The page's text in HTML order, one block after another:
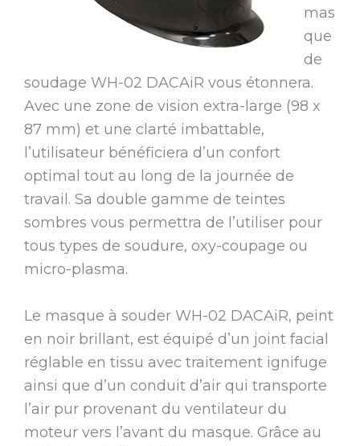
mas
que
de
soudage WH-02 DACAiR vous étonnera.
Avec une zone de vision extra-large (98 x
87 mm) et une clarté imbattable,
l’utilisateur bénéficiera d’un confort
optimal tout au long de la journée de
travail. Sa double gamme de teintes
sombres vous permettra de l’utiliser pour
tous types de soudure, oxy-coupage ou
micro-plasma.
Le masque à souder WH-02 DACAiR, peint
en noir brillant, est équipé d’un joint facial
réglable en tissu avec traitement ignifuge
ainsi que d’un conduit d’air qui transporte
l’air pur provenant du ventilateur du
moteur vers l’avant du masque. Grâce au